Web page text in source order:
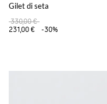
Gilet di seta
330,00 €
231,00 €
-30%